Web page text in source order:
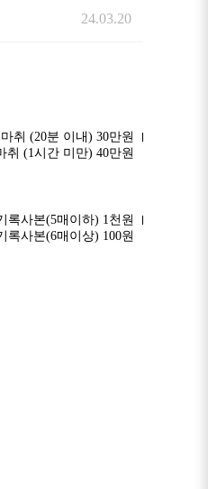
24.03.20
취 (20분 이내) 30만원
취 (1시간 미만) 40만원
록사본(5매이하) 1천원
록사본(6매이상) 100원